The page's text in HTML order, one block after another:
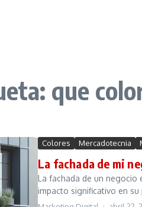
que
Colores Mercadotecnia
La fachada de mi
La fachada de un negocio
impacto significativo en